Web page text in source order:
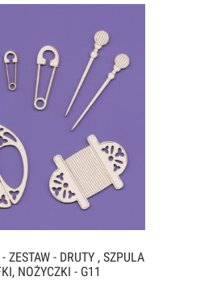
ZESTAW - DRUTY , SZPULA
NOŻYCZKI - G11